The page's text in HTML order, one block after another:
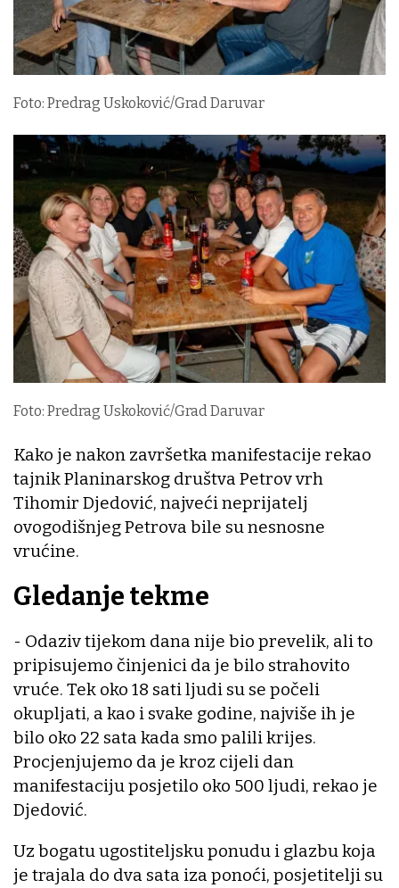
Foto: Predrag Uskoković/Grad Daruvar
Foto: Predrag Uskoković/Grad Daruvar
Kako je nakon završetka manifestacije rekao
tajnik Planinarskog društva Petrov vrh
Tihomir Djedović, najveći neprijatelj
ovogodišnjeg Petrova bile su nesnosne
vrućine.
Gledanje tekme
- Odaziv tijekom dana nije bio prevelik, ali to
pripisujemo činjenici da je bilo strahovito
vruće. Tek oko 18 sati ljudi su se počeli
okupljati, a kao i svake godine, najviše ih je
bilo oko 22 sata kada smo palili krijes.
Procjenjujemo da je kroz cijeli dan
manifestaciju posjetilo oko 500 ljudi, rekao je
Djedović.
Uz bogatu ugostiteljsku ponudu i glazbu koja
je trajala do dva sata iza ponoći, posjetitelji su